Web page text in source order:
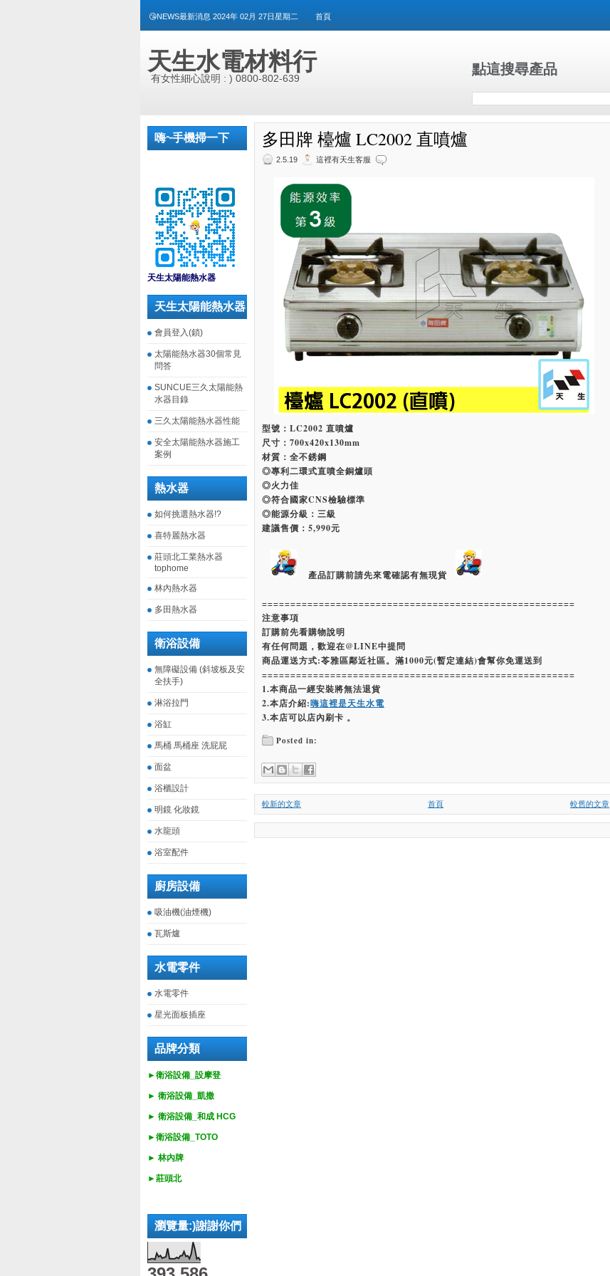
😘NEWS最新消息 2024年 02月 27日星期二 首頁
天生水電材料行
有女性細心說明 : ) 0800-802-639
點這搜尋產品
嗨~手機掃一下
天生太陽能熱水器
天生太陽能熱水器
會員登入(鎖)
太陽能熱水器30個常見
問答
SUNCUE三久太陽能熱
水器目錄
三久太陽能熱水器性能
安全太陽能熱水器施工
案例
熱水器
如何挑選熱水器!?
喜特麗熱水器
莊頭北工業熱水器
tophome
林內熱水器
多田熱水器
衛浴設備
無障礙設備 (斜坡板及安
全扶手)
淋浴拉門
浴缸
馬桶 馬桶座 洗屁屁
面盆
浴櫃設計
明鏡 化妝鏡
水龍頭
浴室配件
廚房設備
吸油機(油煙機)
瓦斯爐
水電零件
水電零件
星光面板插座
品牌分類
►衛浴設備_設摩登
► 衛浴設備_ 凱撒
► 衛浴設備_ 和成 HCG
►衛浴設備_ TOTO
► 林內牌
►莊頭北
瀏覽量:)謝謝你們
多田牌 檯爐 LC2002 直噴爐
2.5.19 這裡有天生客服
型號：LC2002 直噴爐
尺寸：700x420x130mm
材質：全不銹鋼
◎專利二環式直噴全銅爐頭
◎火力佳
◎符合國家CNS檢驗標準
◎能源分級：三級
建議售價：5,990元
產品訂購前請先來電確認有無現貨
=======================================================
注意事項
訂購前先看購物說明
有任何問題，歡迎在@LINE中提問
商品運送方式:苓雅區鄰近社區。滿1000元(暫定連結)會幫你免運送到
=======================================================
1.本商品一經安裝將無法退貨
2.本店介紹:嗨這裡是天生水電
3.本店可以店內刷卡 。
Posted in:
較新的文章 較舊的文章
首頁